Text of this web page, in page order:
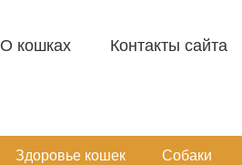
О кошках Контакты сайта
Здоровье кошек Собаки